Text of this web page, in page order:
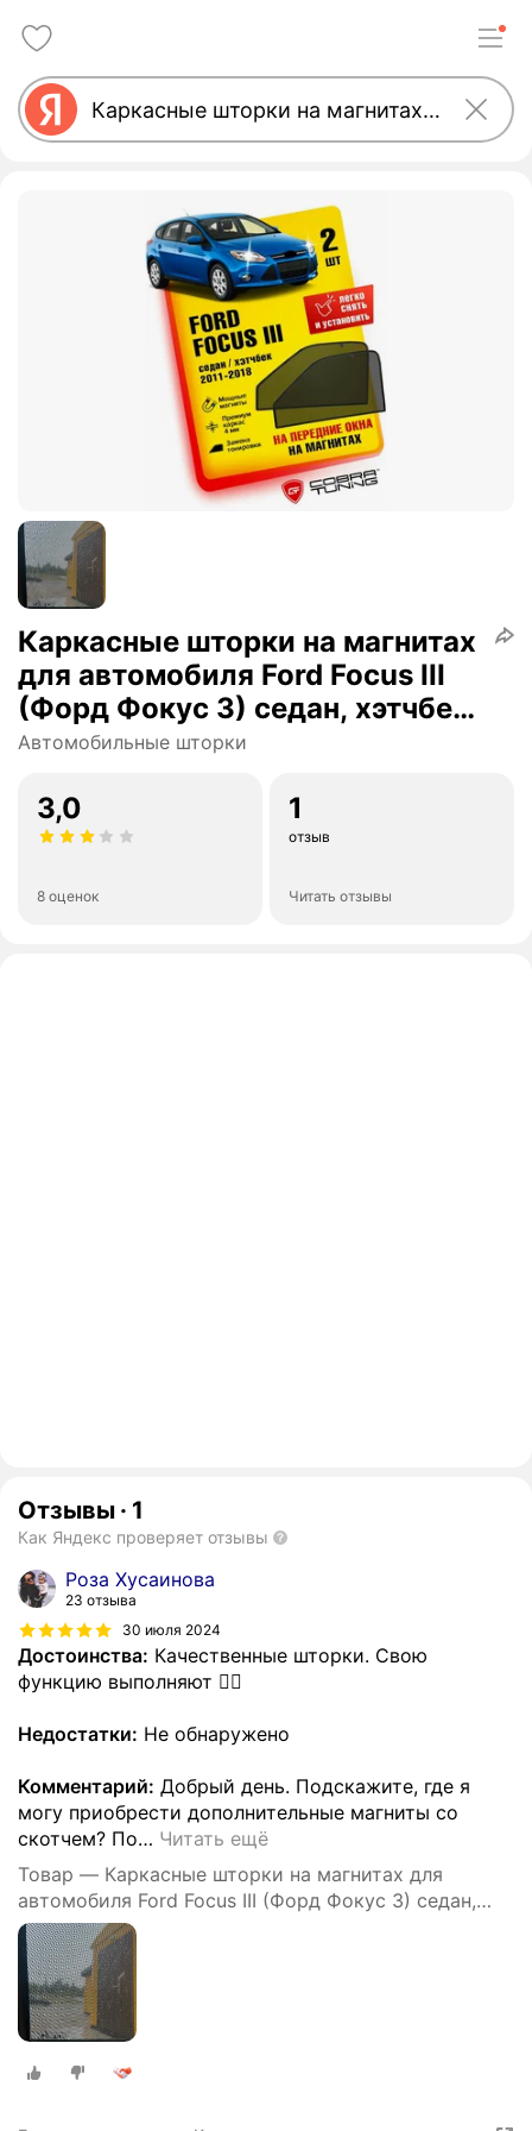
Каркасные шторки на магнитах
для автомобиля Ford Focus III
(Форд Фокус 3) седан, хэтчбек
2011-2018, автошторки на
шт.
Автомобильные шторки
3,0
8 оценок
1
отзыв
Читать отзывы
Отзывы · 1
Как Яндекс проверяет отзывы
Роза Хусаинова
23 отзыва
30 июля 2024
Достоинства: Качественные шторки. Свою
функцию выполняют 👍🏻
Недостатки: Не обнаружено
Комментарий: Добрый день. Подскажите, где я
могу приобрести дополнительные магниты со
скотчем? По… Читать ещё
Товар — Каркасные шторки на магнитах для
автомобиля Ford Focus III (Форд Фокус 3) седан,
хэтчбек 2011-2018, автошторки на передние стекла,
Cobra Tuning - 2 шт.